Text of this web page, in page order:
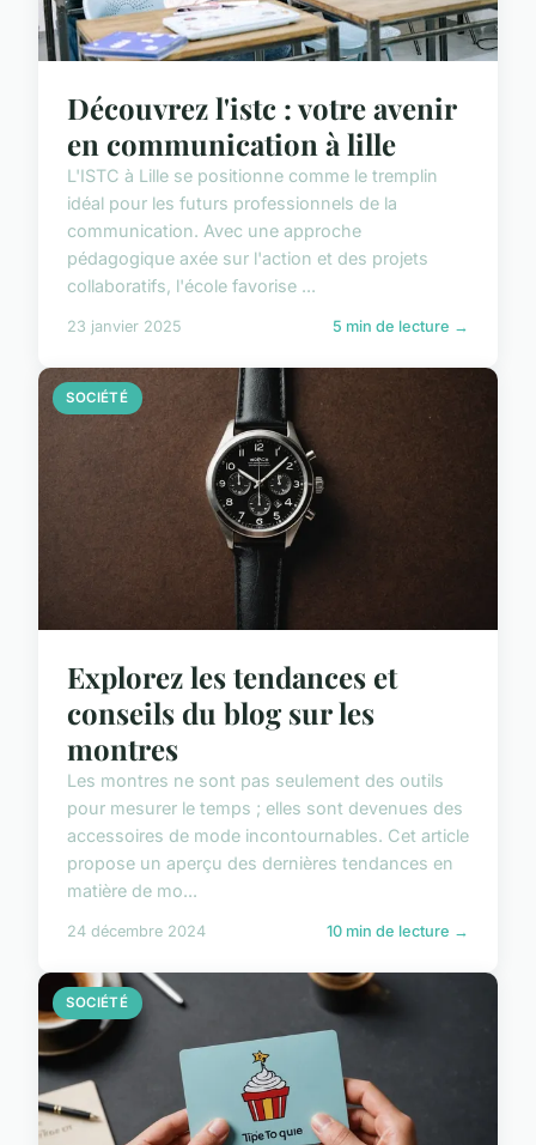
Découvrez l'istc : votre avenir
en communication à lille
L'ISTC à Lille se positionne comme le tremplin
idéal pour les futurs professionnels de la
communication. Avec une approche
pédagogique axée sur l'action et des projets
collaboratifs, l'école favorise ...
23 janvier 2025 5 min de lecture →
SOCIÉTÉ
Explorez les tendances et
conseils du blog sur les
montres
Les montres ne sont pas seulement des outils
pour mesurer le temps ; elles sont devenues des
accessoires de mode incontournables. Cet article
propose un aperçu des dernières tendances en
matière de mo...
24 décembre 2024 10 min de lecture →
SOCIÉTÉ